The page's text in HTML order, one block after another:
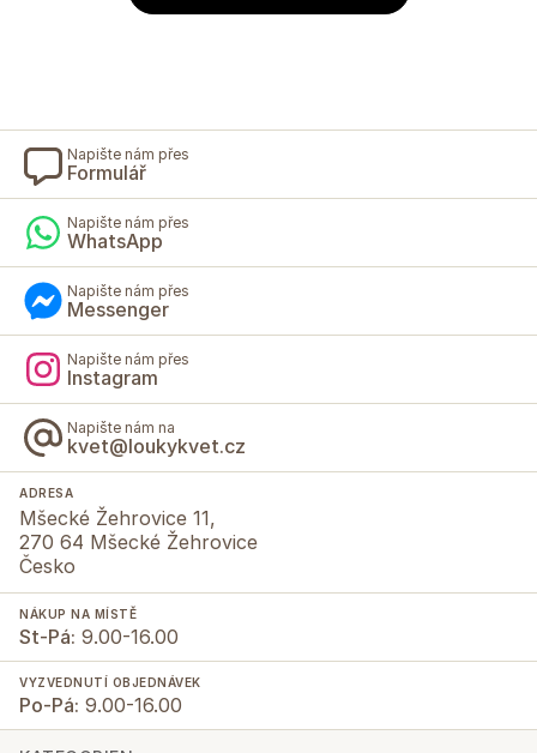
Napište nám přes
Formulář
Napište nám přes
WhatsApp
Napište nám přes
Messenger
Napište nám přes
Instagram
Napište nám na
kvet@loukykvet.cz
ADRESA
Mšecké Žehrovice 11,
270 64 Mšecké Žehrovice
Česko
NÁKUP NA MÍSTĚ
St-Pá: 9.00-16.00
VYZVEDNUTÍ OBJEDNÁVEK
Po-Pá: 9.00-16.00